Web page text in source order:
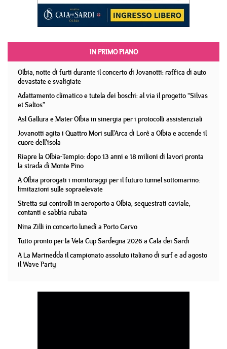
IN PRIMO PIANO
Olbia, notte di furti durante il concerto di Jovanotti: raffica di auto
devastate e svaligiate
Adattamento climatico e tutela dei boschi: al via il progetto “Silvas
et Saltos”
Asl Gallura e Mater Olbia in sinergia per i protocolli assistenziali
Jovanotti agita i Quattro Mori sull'Arca di Lorè a Olbia e accende il
cuore dell'isola
Riapre la Olbia-Tempio: dopo 13 anni e 18 milioni di lavori pronta
la strada di Monte Pino
A Olbia prorogati i monitoraggi per il futuro tunnel sottomarino:
limitazioni sulle sopraelevate
Stretta sui controlli in aeroporto a Olbia, sequestrati caviale,
contanti e sabbia rubata
Nina Zilli in concerto lunedì a Porto Cervo
Tutto pronto per la Vela Cup Sardegna 2026 a Cala dei Sardi
A La Marinedda il campionato assoluto italiano di surf e ad agosto
il Wave Party